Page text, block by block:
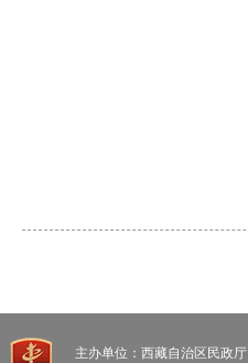
主办单位：西藏自治区民政厅